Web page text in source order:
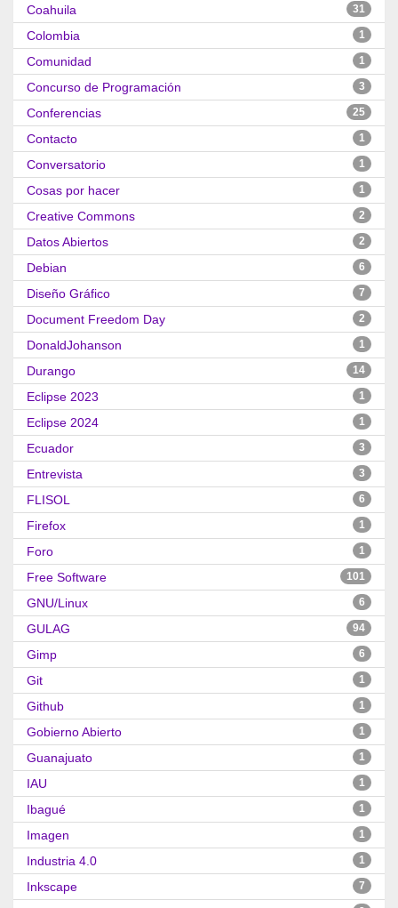
Coahuila 31
Colombia 1
Comunidad 1
Concurso de Programación 3
Conferencias 25
Contacto 1
Conversatorio 1
Cosas por hacer 1
Creative Commons 2
Datos Abiertos 2
Debian 6
Diseño Gráfico 7
Document Freedom Day 2
DonaldJohanson 1
Durango 14
Eclipse 2023 1
Eclipse 2024 1
Ecuador 3
Entrevista 3
FLISOL 6
Firefox 1
Foro 1
Free Software 101
GNU/Linux 6
GULAG 94
Gimp 6
Git 1
Github 1
Gobierno Abierto 1
Guanajuato 1
IAU 1
Ibagué 1
Imagen 1
Industria 4.0 1
Inkscape 7